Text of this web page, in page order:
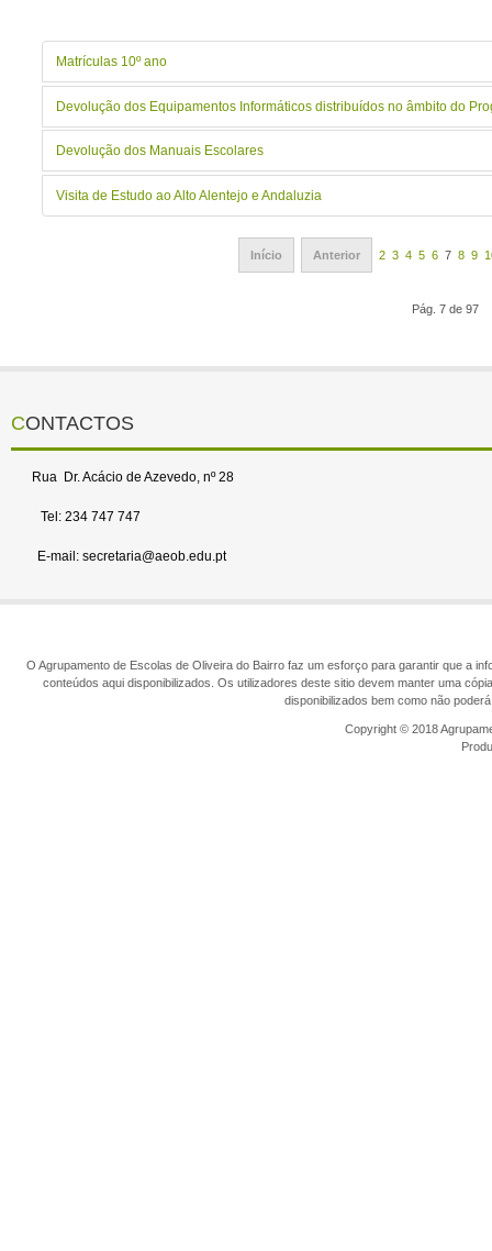
Matrículas 10º ano
Devolução dos Equipamentos Informáticos distribuídos no âmbito do
Devolução dos Manuais Escolares
Visita de Estudo ao Alto Alentejo e Andaluzia
Início Anterior 2 3 4 5 6 7 8 9
Pág. 7 de 97
CONTACTOS
Rua Dr. Acácio de Azevedo, nº 28
Tel: 234 747 747
E-mail: secretaria@aeob.edu.pt
O Agrupamento de Escolas de Oliveira do Bairro faz um esforço para garantir que a
conteúdos aqui disponibilizados. Os utilizadores deste sitio devem manter uma
disponibilizados bem como não
Copyright © 2018